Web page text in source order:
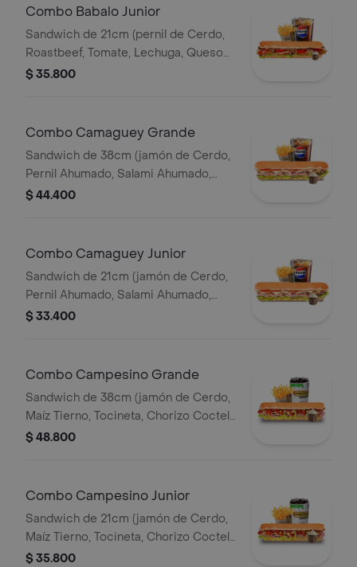
Combo Babalo Junior
Sandwich de 21cm (pernil de Cerdo,
Roastbeef, Tomate, Lechuga, Queso
Mozzarella, Salsa BBQ y Salsa de Ajo)
$ 35.800
Combo Camaguey Grande
Sandwich de 38cm (jamón de Cerdo,
Pernil Ahumado, Salami Ahumado,
Tomate, Pepinillos Agridulces, Queso
$ 44.400
Combo Camaguey Junior
Sandwich de 21cm (jamón de Cerdo,
Pernil Ahumado, Salami Ahumado,
Tomate, Pepinillos Agridulces, Queso
$ 33.400
Combo Campesino Grande
Sandwich de 38cm (jamón de Cerdo,
Maíz Tierno, Tocineta, Chorizo Coctel,
Lechuga, Queso Mozzarella y Salsa de
$ 48.800
Combo Campesino Junior
Sandwich de 21cm (jamón de Cerdo,
Maíz Tierno, Tocineta, Chorizo Coctel,
Lechuga, Queso Mozzarella y Salsa de
$ 35.800